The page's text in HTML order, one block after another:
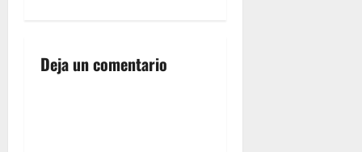
Spreaker.
c
Deja un comentario